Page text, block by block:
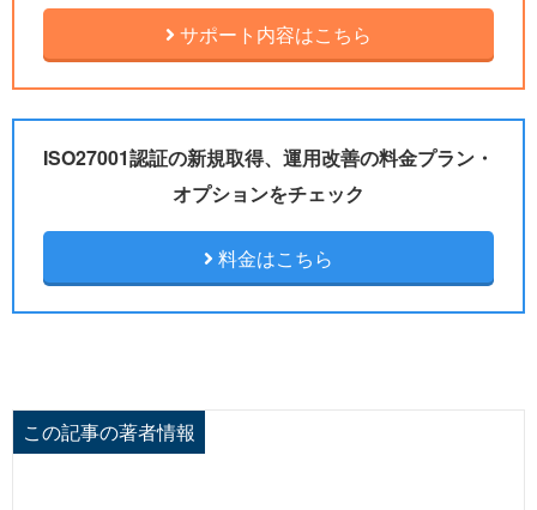
サポート内容はこちら
ISO27001認証の新規取得、運用改善の料金プラン・
オプションをチェック
料金はこちら
この記事の著者情報